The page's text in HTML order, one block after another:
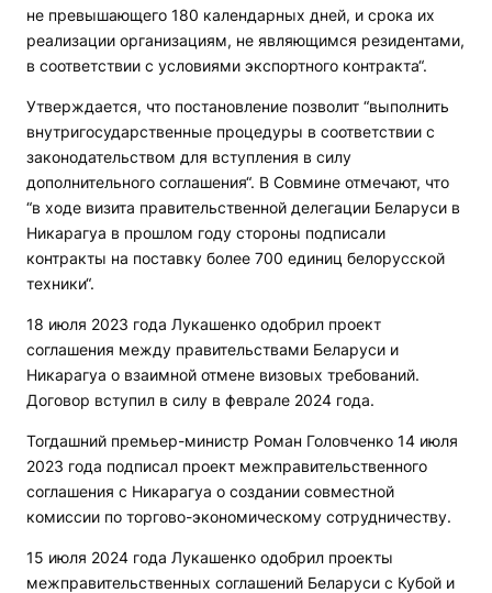
не превышающего 180 календарных дней, и срока их
реализации организациям, не являющимся резидентами,
в соответствии с условиями экспортного контракта“.
Утверждается, что постановление позволит “выполнить
внутригосударственные процедуры в соответствии с
законодательством для вступления в силу
дополнительного соглашения“. В Совмине отмечают, что
“в ходе визита правительственной делегации Беларуси в
Никарагуа в прошлом году стороны подписали
контракты на поставку более 700 единиц белорусской
техники“.
18 июля 2023 года Лукашенко одобрил проект
соглашения между правительствами Беларуси и
Никарагуа о взаимной отмене визовых требований.
Договор вступил в силу в феврале 2024 года.
Тогдашний премьер-министр Роман Головченко 14 июля
2023 года подписал проект межправительственного
соглашения с Никарагуа о создании совместной
комиссии по торгово-экономическому сотрудничеству.
15 июля 2024 года Лукашенко одобрил проекты
межправительственных соглашений Беларуси с Кубой и